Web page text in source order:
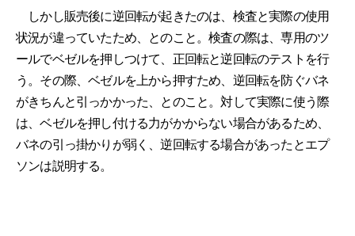
しかし販売後に逆回転が起きたのは、検査と実際の使用
状況が違っていたため、とのこと。検査の際は、専用のツ
ールでベゼルを押しつけて、正回転と逆回転のテストを行
う。その際、ベゼルを上から押すため、逆回転を防ぐバネ
がきちんと引っかかった、とのこと。対して実際に使う際
は、ベゼルを押し付ける力がかからない場合があるため、
バネの引っ掛かりが弱く、逆回転する場合があったとエプ
ソンは説明する。